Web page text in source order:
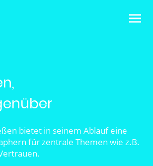
bietet in seinem Ablauf eine
für zentrale Themen wie z.B.